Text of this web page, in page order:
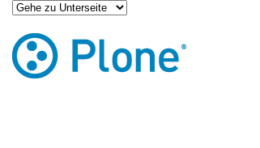
Direkt
zum
Inhalt
|
Direkt
zur
Benutzerspezifische
Werkzeuge